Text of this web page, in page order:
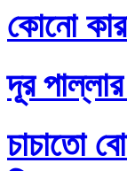
কোনো
দূর
চাচাতো